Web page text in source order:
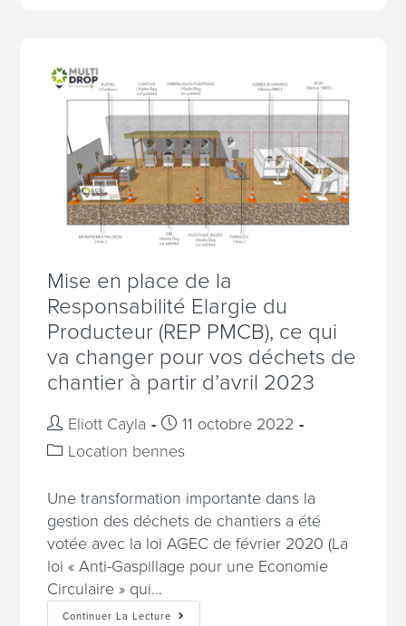
Mise en place de la
Responsabilité Elargie du
Producteur (REP PMCB), ce qui
va changer pour vos déchets de
chantier à partir d’avril 2023
Eliott Cayla
11 octobre 2022
Location bennes
Une transformation importante dans la
gestion des déchets de chantiers a été
votée avec la loi AGEC de février 2020 (La
loi « Anti-Gaspillage pour une Economie
Circulaire » qui…
Continuer La Lecture